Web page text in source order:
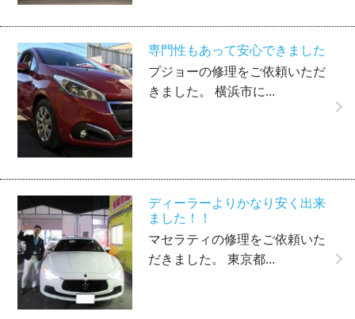
専門性もあって安心できました
プジョーの修理をご依頼いただ
きました。 横浜市に...
ディーラーよりかなり安く出来
ました！！
マセラティの修理をご依頼いた
だきました。 東京都...